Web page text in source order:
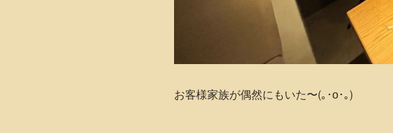
お客様家族が偶然にもいた〜(｡･о･｡)